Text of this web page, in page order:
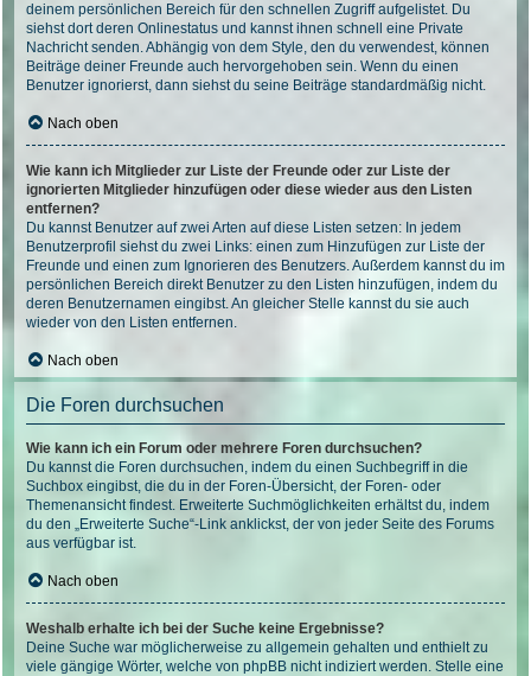
deinem persönlichen Bereich für den schnellen Zugriff aufgelistet. Du
siehst dort deren Onlinestatus und kannst ihnen schnell eine Private
Nachricht senden. Abhängig von dem Style, den du verwendest, können
Beiträge deiner Freunde auch hervorgehoben sein. Wenn du einen
Benutzer ignorierst, dann siehst du seine Beiträge standardmäßig nicht.
Nach oben
Wie kann ich Mitglieder zur Liste der Freunde oder zur Liste der
ignorierten Mitglieder hinzufügen oder diese wieder aus den Listen
entfernen?
Du kannst Benutzer auf zwei Arten auf diese Listen setzen: In jedem
Benutzerprofil siehst du zwei Links: einen zum Hinzufügen zur Liste der
Freunde und einen zum Ignorieren des Benutzers. Außerdem kannst du im
persönlichen Bereich direkt Benutzer zu den Listen hinzufügen, indem du
deren Benutzernamen eingibst. An gleicher Stelle kannst du sie auch
wieder von den Listen entfernen.
Nach oben
Die Foren durchsuchen
Wie kann ich ein Forum oder mehrere Foren durchsuchen?
Du kannst die Foren durchsuchen, indem du einen Suchbegriff in die
Suchbox eingibst, die du in der Foren-Übersicht, der Foren- oder
Themenansicht findest. Erweiterte Suchmöglichkeiten erhältst du, indem
du den „Erweiterte Suche“-Link anklickst, der von jeder Seite des Forums
aus verfügbar ist.
Nach oben
Weshalb erhalte ich bei der Suche keine Ergebnisse?
Deine Suche war möglicherweise zu allgemein gehalten und enthielt zu
viele gängige Wörter, welche von phpBB nicht indiziert werden. Stelle eine